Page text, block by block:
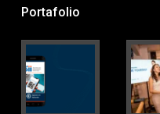
Portafolio